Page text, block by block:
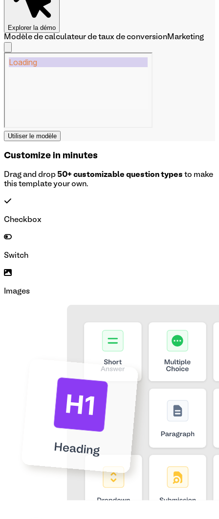
Explorer la démo
Modèle de calculateur de taux de conversion Marketing
Utiliser le modèle
Customize in minutes
Drag and drop 50+ customizable question types to make
this template your own.
Checkbox
Switch
Images